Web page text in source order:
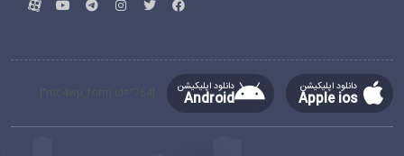
دانلود اپلیکیشن
Apple ios
دانلود اپلیکیشن
Android